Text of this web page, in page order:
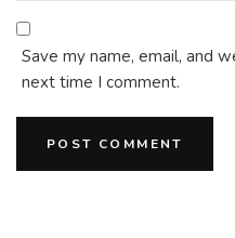
Save my name, email, and
next time I comment.